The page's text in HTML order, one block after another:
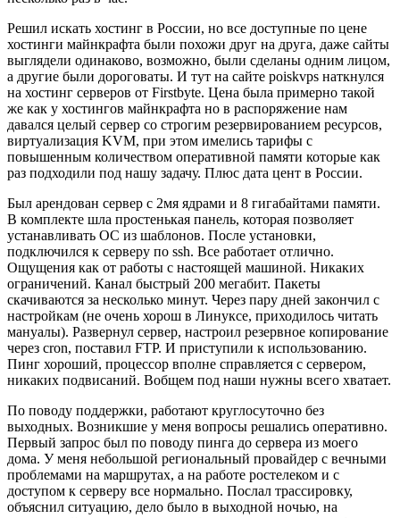
Решил искать хостинг в России, но все доступные по цене
хостинги майнкрафта были похожи друг на друга, даже сайты
выглядели одинаково, возможно, были сделаны одним лицом,
а другие были дороговаты. И тут на сайте poiskvps наткнулся
на хостинг серверов от Firstbyte. Цена была примерно такой
же как у хостингов майнкрафта но в распоряжение нам
давался целый сервер со строгим резервированием ресурсов,
виртуализация KVM, при этом имелись тарифы с
повышенным количеством оперативной памяти которые как
раз подходили под нашу задачу. Плюс дата цент в России.
Был арендован сервер с 2мя ядрами и 8 гигабайтами памяти.
В комплекте шла простенькая панель, которая позволяет
устанавливать ОС из шаблонов. После установки,
подключился к серверу по ssh. Все работает отлично.
Ощущения как от работы с настоящей машиной. Никаких
ограничений. Канал быстрый 200 мегабит. Пакеты
скачиваются за несколько минут. Через пару дней закончил с
настройкам (не очень хорош в Линуксе, приходилось читать
мануалы). Развернул сервер, настроил резервное копирование
через cron, поставил FTP. И приступили к использованию.
Пинг хороший, процессор вполне справляется с сервером,
никаких подвисаний. Вобщем под наши нужны всего хватает.
По поводу поддержки, работают круглосуточно без
выходных. Возникшие у меня вопросы решались оперативно.
Первый запрос был по поводу пинга до сервера из моего
дома. У меня небольшой региональный провайдер с вечными
проблемами на маршрутах, а на работе ростелеком и с
доступом к серверу все нормально. Послал трассировку,
объяснил ситуацию, дело было в выходной ночью, на